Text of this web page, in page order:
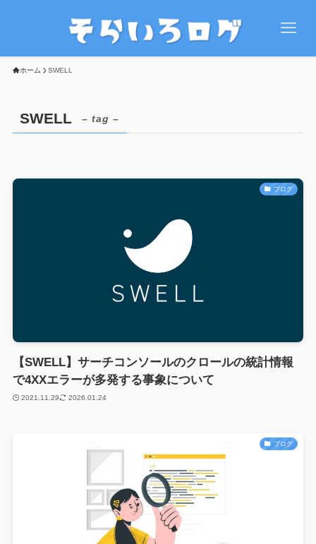
ホーム SWELL
SWELL – tag –
ブログ
【SWELL】サーチコンソールのクロールの統計情報
で4XXエラーが多発する事象について
2021.11.29 2026.01.24
ブログ